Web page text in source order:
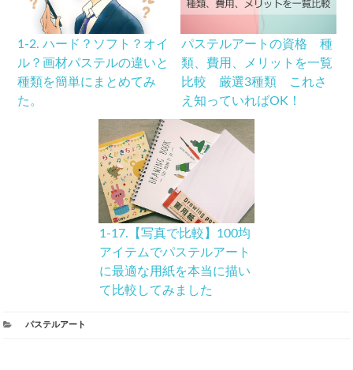
1-2. ハード？ソフト？オイ
ル？画材パステルの違いと
種類を簡単にまとめてみ
た。
パステルアートの資格 種
類、費用、メリットを一覧
比較 厳選3種類 これさ
え知っていればOK！
1-17.【写真で比較】100均
アイテムでパステルアート
に最適な用紙を本当に描い
て比較してみました
カ
パステルアート